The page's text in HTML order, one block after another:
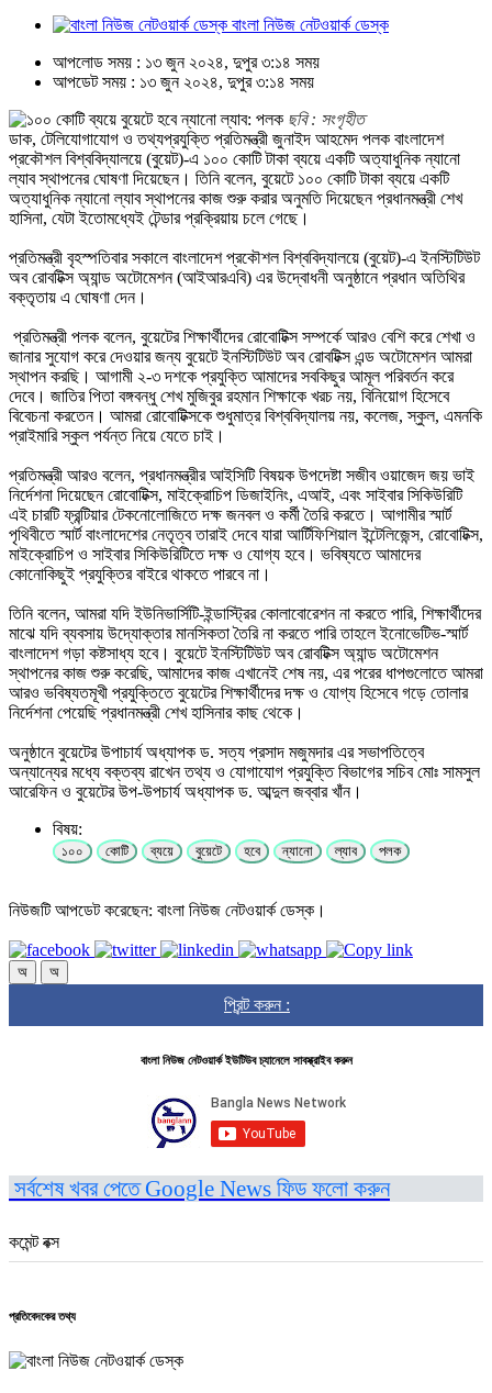
বাংলা নিউজ নেটওয়ার্ক ডেস্ক
আপলোড সময় : ১৩ জুন ২০২৪, দুপুর ৩:১৪ সময়
আপডেট সময় : ১৩ জুন ২০২৪, দুপুর ৩:১৪ সময়
ছবি : সংগৃহীত
ডাক, টেলিযোগাযোগ ও তথ্যপ্রযুক্তি প্রতিমন্ত্রী জুনাইদ আহমেদ পলক বাংলাদেশ
প্রকৌশল বিশ্ববিদ্যালয়ে (বুয়েট)-এ ১০০ কোটি টাকা ব্যয়ে একটি অত্যাধুনিক ন্যানো
ল্যাব স্থাপনের ঘোষণা দিয়েছেন। তিনি বলেন, বুয়েটে ১০০ কোটি টাকা ব্যয়ে একটি
অত্যাধুনিক ন্যানো ল্যাব স্থাপনের কাজ শুরু করার অনুমতি দিয়েছেন প্রধানমন্ত্রী শেখ
হাসিনা, যেটা ইতোমধ্যেই টেন্ডার প্রক্রিয়ায় চলে গেছে।
প্রতিমন্ত্রী বৃহস্পতিবার সকালে বাংলাদেশ প্রকৌশল বিশ্ববিদ্যালয়ে (বুয়েট)-এ ইনস্টিটিউট
অব রোবটিক্স অ্যান্ড অটোমেশন (আইআরএবি) এর উদ্বোধনী অনুষ্ঠানে প্রধান অতিথির
বক্তৃতায় এ ঘোষণা দেন।
প্রতিমন্ত্রী পলক বলেন, বুয়েটের শিক্ষার্থীদের রোবোটিক্স সম্পর্কে আরও বেশি করে শেখা ও
জানার সুযোগ করে দেওয়ার জন্য বুয়েটে ইনস্টিটিউট অব রোবটিক্স এন্ড অটোমেশন আমরা
স্থাপন করছি। আগামী ২-৩ দশকে প্রযুক্তি আমাদের সবকিছুর আমূল পরিবর্তন করে
দেবে। জাতির পিতা বঙ্গবন্ধু শেখ মুজিবুর রহমান শিক্ষাকে খরচ নয়, বিনিয়োগ হিসেবে
বিবেচনা করতেন। আমরা রোবোটিক্সকে শুধুমাত্র বিশ্ববিদ্যালয় নয়, কলেজ, স্কুল, এমনকি
প্রাইমারি স্কুল পর্যন্ত নিয়ে যেতে চাই।
প্রতিমন্ত্রী আরও বলেন, প্রধানমন্ত্রীর আইসিটি বিষয়ক উপদেষ্টা সজীব ওয়াজেদ জয় ভাই
নির্দেশনা দিয়েছেন রোবোটিক্স, মাইক্রোচিপ ডিজাইনিং, এআই, এবং সাইবার সিকিউরিটি
এই চারটি ফ্রন্টিয়ার টেকনোলোজিতে দক্ষ জনবল ও কর্মী তৈরি করতে। আগামীর স্মার্ট
পৃথিবীতে স্মার্ট বাংলাদেশের নেতৃত্ব তারাই দেবে যারা আর্টিফিশিয়াল ইন্টেলিজেন্স, রোবোটিক্স,
মাইক্রোচিপ ও সাইবার সিকিউরিটিতে দক্ষ ও যোগ্য হবে। ভবিষ্যতে আমাদের
কোনোকিছুই প্রযুক্তির বাইরে থাকতে পারবে না।
তিনি বলেন, আমরা যদি ইউনিভার্সিটি-ইন্ডাস্ট্রির কোলাবোরেশন না করতে পারি, শিক্ষার্থীদের
মাঝে যদি ব্যবসায় উদ্যোক্তার মানসিকতা তৈরি না করতে পারি তাহলে ইনোভেটিভ-স্মার্ট
বাংলাদেশ গড়া কষ্টসাধ্য হবে। বুয়েটে ইনস্টিটিউট অব রোবটিক্স অ্যান্ড অটোমেশন
স্থাপনের কাজ শুরু করেছি, আমাদের কাজ এখানেই শেষ নয়, এর পরের ধাপগুলোতে আমরা
আরও ভবিষ্যতমূখী প্রযুক্তিতে বুয়েটের শিক্ষার্থীদের দক্ষ ও যোগ্য হিসেবে গড়ে তোলার
নির্দেশনা পেয়েছি প্রধানমন্ত্রী শেখ হাসিনার কাছ থেকে।
অনুষ্ঠানে বুয়েটের উপাচার্য অধ্যাপক ড. সত্য প্রসাদ মজুমদার এর সভাপতিত্বে
অন্যান্যের মধ্যে বক্তব্য রাখেন তথ্য ও যোগাযোগ প্রযুক্তি বিভাগের সচিব মোঃ সামসুল
আরেফিন ও বুয়েটের উপ-উপচার্য অধ্যাপক ড. আব্দুল জব্বার খাঁন।
বিষয়:
১০০ কোটি ব্যয়ে বুয়েটে হবে ন্যানো ল্যাব পলক
নিউজটি আপডেট করেছেন: বাংলা নিউজ নেটওয়ার্ক ডেস্ক।
অ অ
প্রিন্ট করুন :
বাংলা নিউজ নেটওয়ার্ক ইউটিউব চ্যানেলে সাবস্ক্রাইব করুন
সর্বশেষ খবর পেতে Google News ফিড ফলো করুন
কমেন্ট বক্স
প্রতিবেদকের তথ্য